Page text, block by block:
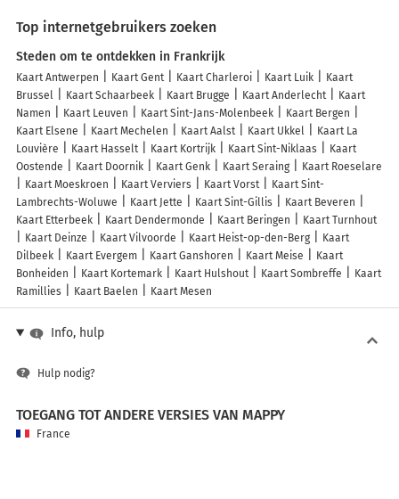
Top internetgebruikers zoeken
Steden om te ontdekken in Frankrijk
Kaart Antwerpen Kaart Gent Kaart Charleroi Kaart Luik
Kaart
Brussel
Kaart Schaarbeek Kaart Brugge Kaart Anderlecht
Kaart
Namen
Kaart Leuven Kaart Sint-Jans-Molenbeek
Kaart Bergen
Kaart Elsene
Kaart Mechelen Kaart Aalst Kaart Ukkel
Kaart La
Louvière
Kaart Hasselt Kaart Kortrijk Kaart Sint-Niklaas
Kaart
Oostende
Kaart Doornik Kaart Genk Kaart Seraing
Kaart Roeselare
Kaart Moeskroen
Kaart Verviers Kaart Vorst
Kaart Sint-
Lambrechts-Woluwe
Kaart Jette Kaart Sint-Gillis
Kaart Beveren
Kaart Etterbeek
Kaart Dendermonde Kaart Beringen
Kaart Turnhout
Kaart Deinze
Kaart Vilvoorde Kaart Heist-op-den-Berg
Kaart
Dilbeek
Kaart Evergem Kaart Ganshoren Kaart Meise
Kaart
Bonheiden
Kaart Kortemark Kaart Hulshout Kaart Sombreffe
Kaart
Ramillies
Kaart Baelen Kaart Mesen
Info, hulp
Hulp nodig?
TOEGANG TOT ANDERE VERSIES VAN MAPPY
France